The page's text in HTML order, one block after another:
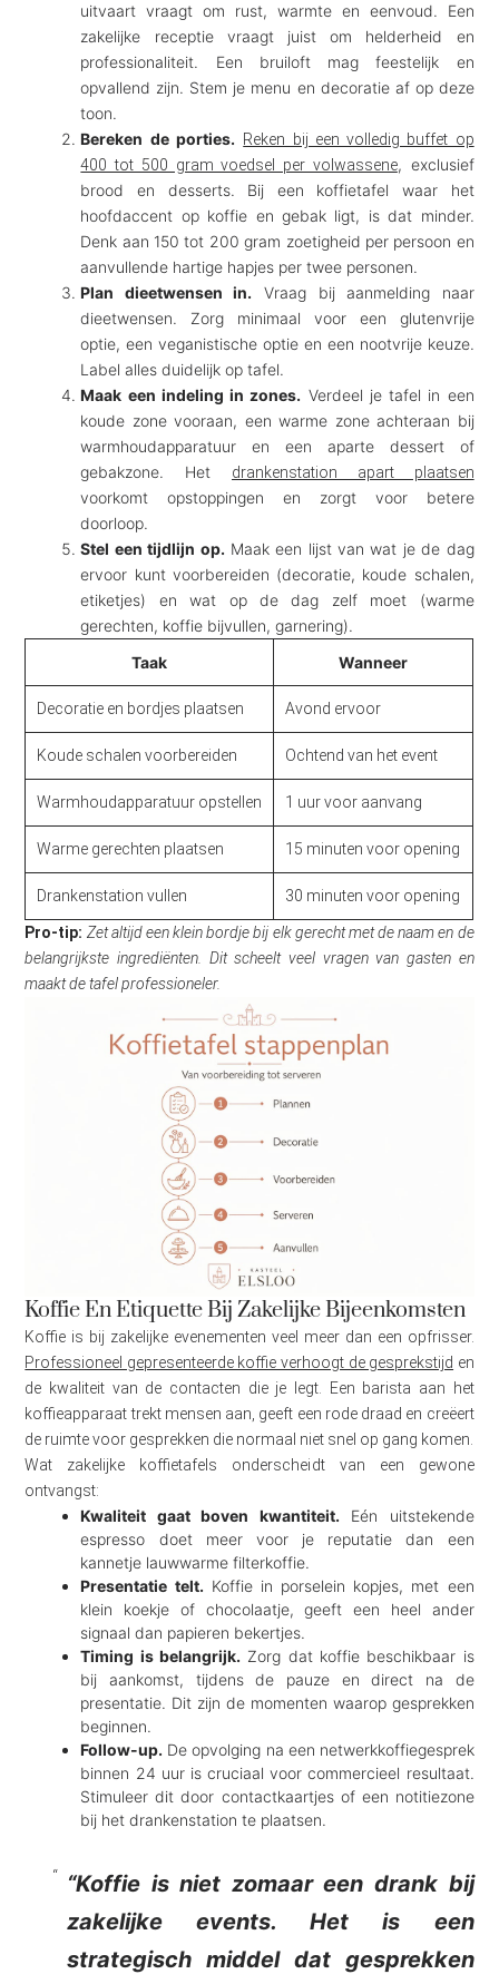
uitvaart vraagt om rust, warmte en eenvoud. Een
zakelijke receptie vraagt juist om helderheid en
professionaliteit. Een bruiloft mag feestelijk en
opvallend zijn. Stem je menu en decoratie af op deze
toon.
Bereken de porties.
Reken bij een volledig buffet op
400 tot 500 gram voedsel per volwassene, exclusief
brood en desserts. Bij een koffietafel waar het
hoofdaccent op koffie en gebak ligt, is dat minder.
Denk aan 150 tot 200 gram zoetigheid per persoon en
aanvullende hartige hapjes per twee personen.
Plan dieetwensen in. Vraag bij aanmelding naar
dieetwensen. Zorg minimaal voor een glutenvrije
optie, een veganistische optie en een nootvrije keuze.
Label alles duidelijk op tafel.
Maak een indeling in zones. Verdeel je tafel in een
koude zone vooraan, een warme zone achteraan bij
warmhoudapparatuur en een aparte dessert of
gebakzone. Het drankenstation apart plaatsen
voorkomt opstoppingen en zorgt voor betere
doorloop.
Stel een tijdlijn op. Maak een lijst van wat je de dag
ervoor kunt voorbereiden (decoratie, koude schalen,
etiketjes) en wat op de dag zelf moet (warme
gerechten, koffie bijvullen, garnering).
Taak
Wanneer
Decoratie en bordjes plaatsen Avond ervoor
Koude schalen voorbereiden Ochtend van het event
Warmhoudapparatuur opstellen 1 uur voor aanvang
Warme gerechten plaatsen 15 minuten voor opening
Drankenstation vullen 30 minuten voor opening
Pro-tip: Zet altijd een klein bordje bij elk gerecht met de naam en de
belangrijkste ingrediënten. Dit scheelt veel vragen van gasten en
maakt de tafel professioneler.
Koffie En Etiquette Bij Zakelijke Bijeenkomsten
Koffie is bij zakelijke evenementen veel meer dan een opfrisser.
Professioneel gepresenteerde koffie verhoogt de gesprekstijd en
de kwaliteit van de contacten die je legt. Een barista aan het
koffieapparaat trekt mensen aan, geeft een rode draad en creëert
de ruimte voor gesprekken die normaal niet snel op gang komen.
Wat zakelijke koffietafels onderscheidt van een gewone
ontvangst:
Kwaliteit gaat boven kwantiteit. Eén uitstekende
espresso doet meer voor je reputatie dan een
kannetje lauwwarme filterkoffie.
Presentatie telt. Koffie in porselein kopjes, met een
klein koekje of chocolaatje, geeft een heel ander
signaal dan papieren bekertjes.
Timing is belangrijk. Zorg dat koffie beschikbaar is
bij aankomst, tijdens de pauze en direct na de
presentatie. Dit zijn de momenten waarop gesprekken
beginnen.
Follow-up. De opvolging na een netwerkkoffiegesprek
binnen 24 uur is cruciaal voor commercieel resultaat.
Stimuleer dit door contactkaartjes of een notitiezone
bij het drankenstation te plaatsen.
“Koffie is niet zomaar een drank bij
zakelijke events. Het is een
strategisch middel dat gesprekken